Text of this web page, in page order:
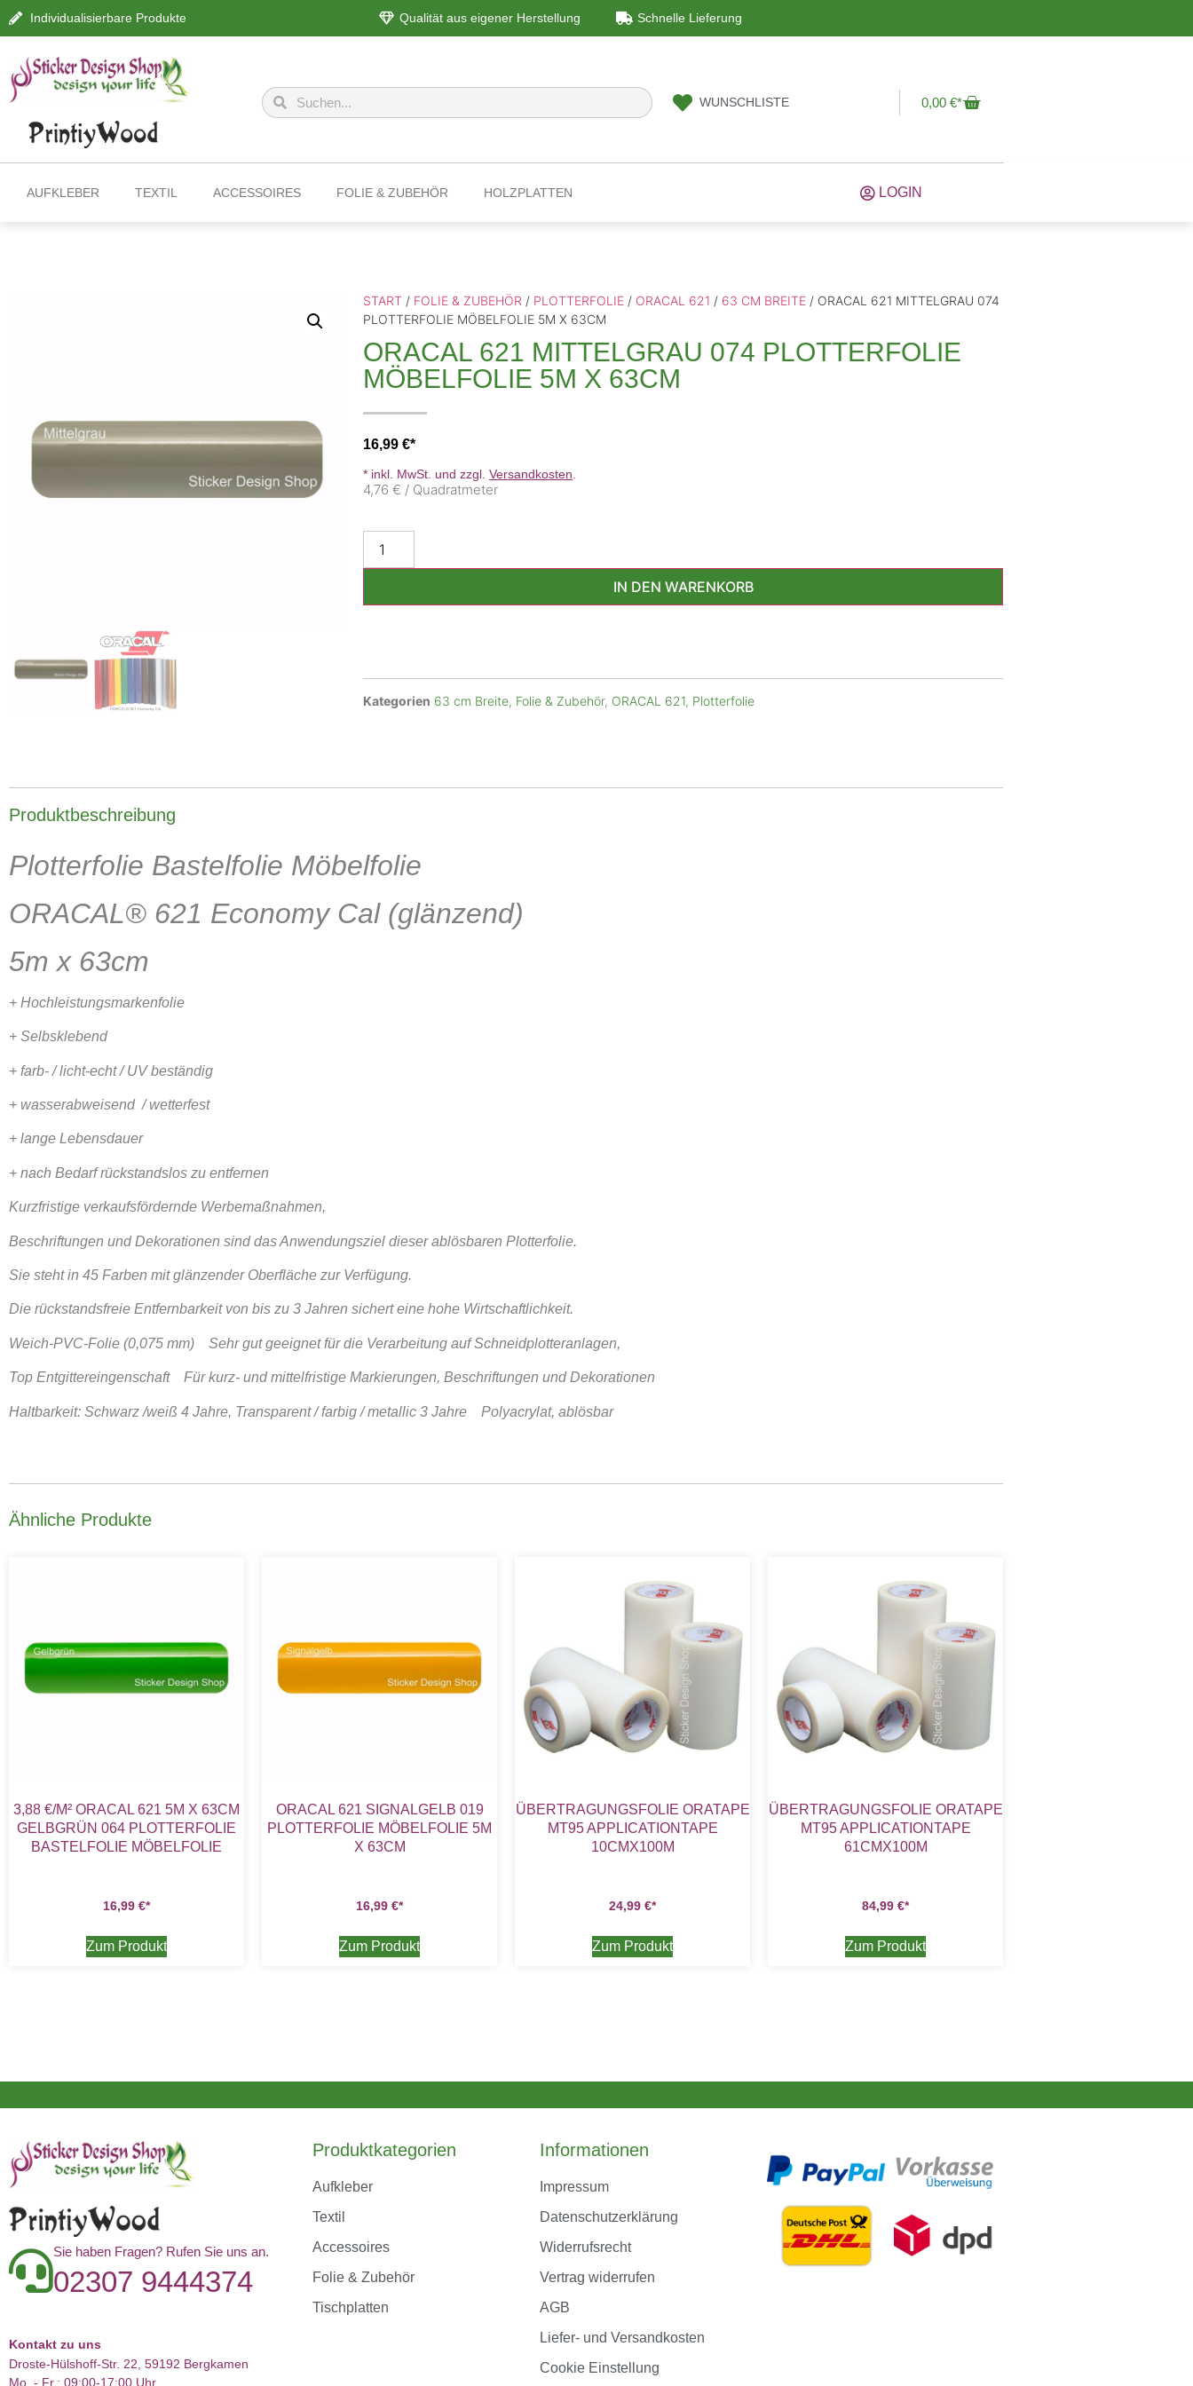
Individualisierbare Produkte Qualität aus eigener Herstellung Schnelle Lieferung
WUNSCHLISTE 0,00€
AUFKLEBER TEXTIL ACCESSOIRES FOLIE & ZUBEHÖR HOLZPLATTEN LOGIN
START / FOLIE & ZUBEHÖR / PLOTTERFOLIE / ORACAL 621 / 63 CM BREITE / ORACAL 621 MITTELGRAU 074
PLOTTERFOLIE MÖBELFOLIE 5M X 63CM
ORACAL 621 MITTELGRAU 074 PLOTTERFOLIE
MÖBELFOLIE 5M X 63CM
16,99 €
* inkl. MwSt. und zzgl. Versandkosten.
4,76 € / Quadratmeter
IN DEN WARENKORB
Kategorien 63 cm Breite, Folie & Zubehör, ORACAL 621, Plotterfolie
Produktbeschreibung
Plotterfolie Bastelfolie Möbelfolie
ORACAL® 621 Economy Cal (glänzend)
5m x 63cm
+ Hochleistungsmarkenfolie
+ Selbsklebend
+ farb- / licht-echt / UV beständig
+ wasserabweisend / wetterfest
+ lange Lebensdauer
+ nach Bedarf rückstandslos zu entfernen
Kurzfristige verkaufsfördernde Werbemaßnahmen,
Beschriftungen und Dekorationen sind das Anwendungsziel dieser ablösbaren Plotterfolie.
Sie steht in 45 Farben mit glänzender Oberfläche zur Verfügung.
Die rückstandsfreie Entfernbarkeit von bis zu 3 Jahren sichert eine hohe Wirtschaftlichkeit.
Weich-PVC-Folie (0,075 mm) Sehr gut geeignet für die Verarbeitung auf Schneidplotteranlagen,
Top Entgittereingenschaft Für kurz- und mittelfristige Markierungen, Beschriftungen und Dekorationen
Haltbarkeit: Schwarz /weiß 4 Jahre, Transparent / farbig / metallic 3 Jahre Polyacrylat, ablösbar
Ähnliche Produkte
3,88 €/M² ORACAL 621 5M X 63CM
GELBGRÜN 064 PLOTTERFOLIE
BASTELFOLIE MÖBELFOLIE
16,99 €
Zum Produkt
ORACAL 621 SIGNALGELB 019
PLOTTERFOLIE MÖBELFOLIE 5M
X 63CM
16,99 €
Zum Produkt
ÜBERTRAGUNGSFOLIE ORATAPE
MT95 APPLICATIONTAPE
10CMX100M
24,99 €
Zum Produkt
ÜBERTRAGUNGSFOLIE ORATAPE
MT95 APPLICATIONTAPE
61CMX100M
84,99 €
Zum Produkt
Sie haben Fragen? Rufen Sie uns an.
02307 9444374
Kontakt zu uns
Droste-Hülshoff-Str. 22, 59192 Bergkamen
Mo. - Fr.: 09:00-17:00 Uhr
Produktkategorien
Aufkleber
Textil
Accessoires
Folie & Zubehör
Tischplatten
Informationen
Impressum
Datenschutzerklärung
Widerrufsrecht
Vertrag widerrufen
AGB
Liefer- und Versandkosten
Cookie Einstellung